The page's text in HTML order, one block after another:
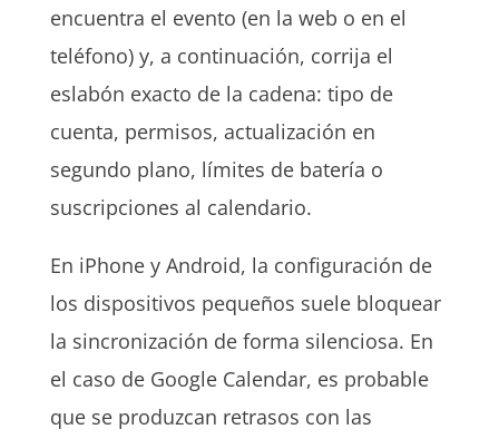
encuentra el evento (en la web o en el
teléfono) y, a continuación, corrija el
eslabón exacto de la cadena: tipo de
cuenta, permisos, actualización en
segundo plano, límites de batería o
suscripciones al calendario.
En iPhone y Android, la configuración de
los dispositivos pequeños suele bloquear
la sincronización de forma silenciosa. En
el caso de Google Calendar, es probable
que se produzcan retrasos con las